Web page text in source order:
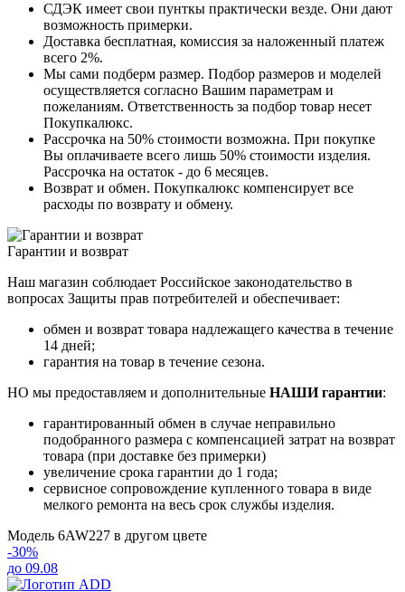
СДЭК имеет свои пунткы практически везде. Они дают
возможность примерки.
Доставка бесплатная, комиссия за наложенный платеж
всего 2%.
Мы сами подберм размер. Подбор размеров и моделей
осуществляется согласно Вашим параметрам и
пожеланиям. Ответственность за подбор товар несет
Покупкалюкс.
Рассрочка на 50% стоимости возможна. При покупке
Вы оплачиваете всего лишь 50% стоимости изделия.
Рассрочка на остаток - до 6 месяцев.
Возврат и обмен. Покупкалюкс компенсирует все
расходы по возврату и обмену.
Гарантии и возврат
Наш магазин соблюдает Российское законодательство в
вопросах Защиты прав потребителей и обеспечивает:
обмен и возврат товара надлежащего качества в течение
14 дней;
гарантия на товар в течение сезона.
НО мы предоставляем и дополнительные НАШИ гарантии:
гарантированный обмен в случае неправильно
подобранного размера с компенсацией затрат на возврат
товара (при доставке без примерки)
увеличение срока гарантии до 1 года;
сервисное сопровождение купленного товара в виде
мелкого ремонта на весь срок службы изделия.
Модель 6AW227 в другом цвете
-30%
до 09.08